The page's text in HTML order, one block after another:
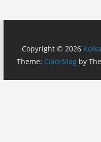
Copyright © 2026
Theme: ColorMagby